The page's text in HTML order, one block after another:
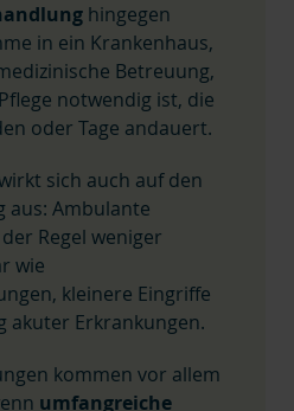
hingegen
in ein Krankenhaus,
Betreuung,
notwendig ist, die
oder Tage andauert.
sich auch auf den
aus: Ambulante
Regel weniger
wie
kleinere Eingriffe
akuter Erkrankungen.
kommen vor allem
umfangreiche